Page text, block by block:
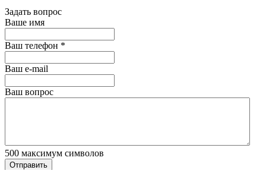
Задать вопрос
Ваше имя
Ваш телефон *
Ваш е-mail
Ваш вопрос
500 максимум символов
Отправить